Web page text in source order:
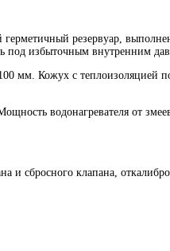
резервуар,
под избыточным внутренним
мм. Кожух с теплоизоляцией
водонагревателя от
и сбросного клапана,